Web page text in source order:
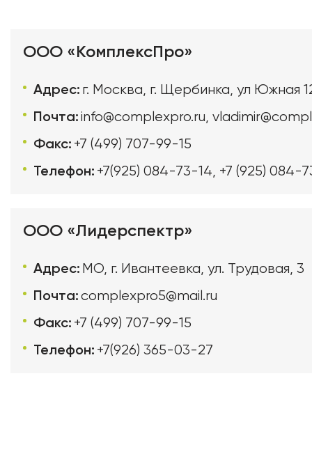
ООО «КомплексПро»
Адрес: г. Москва, г. Щербинка, ул Южная
Почта:info@complexpro.ru,
Факс: +7 (499) 707-99-15
Телефон: +7(925) 084-73-14, +7 (925) 084-
ООО «Лидерспектр»
Адрес: МО, г. Ивантеевка, ул. Трудовая, 3
Почта:complexpro5@mail.ru
Факс: +7 (499) 707-99-15
Телефон: +7(926) 365-03-27